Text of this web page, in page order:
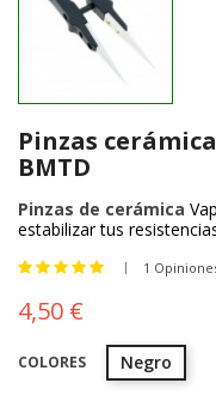
Pinzas
BMTD
Pinzas de cerámica
estabilizar tus
1
4,50 €
COLORES Negro